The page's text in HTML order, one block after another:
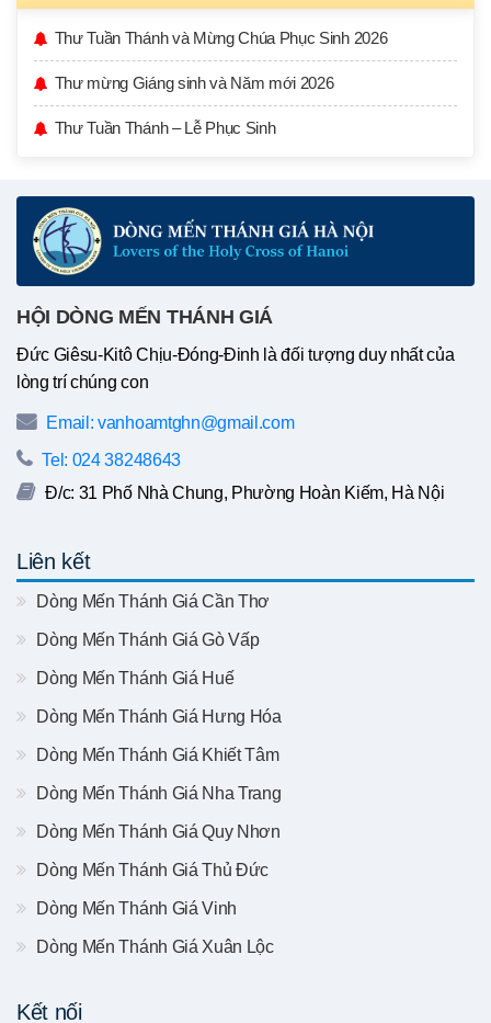
Thư Tuần Thánh và Mừng Chúa Phục Sinh 2026
Thư mừng Giáng sinh và Năm mới 2026
Thư Tuần Thánh – Lễ Phục Sinh
HỘI DÒNG MẾN THÁNH GIÁ
Đức Giêsu-Kitô Chịu-Đóng-Đinh là đối tượng duy nhất của
lòng trí chúng con
Email: vanhoamtghn@gmail.com
Tel: 024 38248643
Đ/c: 31 Phố Nhà Chung, Phường Hoàn Kiếm, Hà Nội
Liên kết
Dòng Mến Thánh Giá Cần Thơ
Dòng Mến Thánh Giá Gò Vấp
Dòng Mến Thánh Giá Huế
Dòng Mến Thánh Giá Hưng Hóa
Dòng Mến Thánh Giá Khiết Tâm
Dòng Mến Thánh Giá Nha Trang
Dòng Mến Thánh Giá Quy Nhơn
Dòng Mến Thánh Giá Thủ Đức
Dòng Mến Thánh Giá Vinh
Dòng Mến Thánh Giá Xuân Lộc
Kết nối